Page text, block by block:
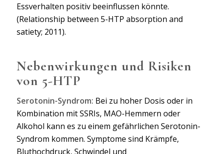
Essverhalten positiv beeinflussen könnte.
(Relationship between 5-HTP absorption and
satiety; 2011).
Nebenwirkungen und Risiken
von 5-HTP
Serotonin-Syndrom: Bei zu hoher Dosis oder in
Kombination mit SSRIs, MAO-Hemmern oder
Alkohol kann es zu einem gefährlichen Serotonin-
Syndrom kommen. Symptome sind Krämpfe,
Bluthochdruck, Schwindel und